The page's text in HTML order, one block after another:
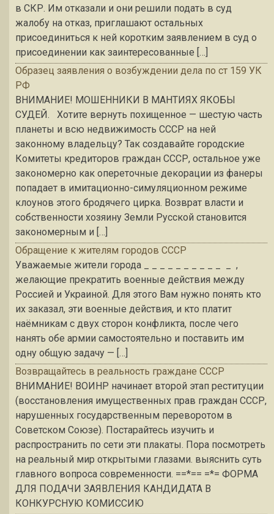
в СКР. Им отказали и они решили подать в суд
жалобу на отказ, приглашают остальных
присоединиться к ней коротким заявлением в суд о
присоединении как заинтересованные […]
Образец заявления о возбуждении дела по ст 159 УК
РФ
ВНИМАНИЕ! МОШЕННИКИ В МАНТИЯХ ЯКОБЫ
СУДЕЙ. Хотите вернуть похищенное — шестую часть
планеты и всю недвижимость СССР на ней
законному владельцу? Так создавайте городские
Комитеты кредиторов граждан СССР, остальное уже
закономерно как опереточные декорации из фанеры
попадает в имитационно-симуляционном режиме
клоунов этого бродячего цирка. Возврат власти и
собственности хозяину Земли Русской становится
закономерным и […]
Обращение к жителям городов СССР
Уважаемые жители города _ _ _ _ _ _ _ _ _ _ _ ,
желающие прекратить военные действия между
Россией и Украиной. Для этого Вам нужно понять кто
их заказал, эти военные действия, и кто платит
наёмникам с двух сторон конфликта, после чего
нанять обе армии самостоятельно и поставить им
одну общую задачу — […]
Возвращайтесь в реальность граждане СССР
ВНИМАНИЕ! ВОИНР начинает второй этап реституции
(восстановления имущественных прав граждан СССР,
нарушенных государственным переворотом в
Советском Союзе). Постарайтесь изучить и
распространить по сети эти плакаты. Пора посмотреть
на реальный мир открытыми глазами. выяснить суть
главного вопроса современности. ==*== =*= ФОРМА
ДЛЯ ПОДАЧИ ЗАЯВЛЕНИЯ КАНДИДАТА В
КОНКУРСНУЮ КОМИССИЮ